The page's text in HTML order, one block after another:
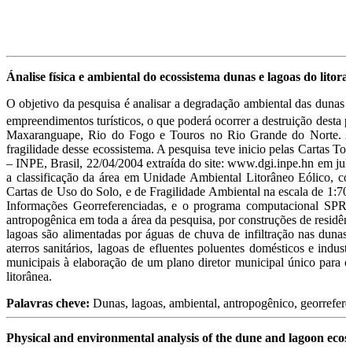
Ánalise física e ambiental do ecossistema dunas e lagoas do
O objetivo da pesquisa é analisar a degradação ambiental das
empreendimentos turísticos, o que poderá ocorrer a destruição
Maxaranguape, Rio do Fogo e Touros no Rio Grande do Norte.
fragilidade desse ecossistema. A pesquisa teve inicio pelas Cartas
– INPE, Brasil, 22/04/2004 extraída do site: www.dgi.inpe.hn em
a classificação da área em Unidade Ambiental Litorâneo Eólico,
Cartas de Uso do Solo, e de Fragilidade Ambiental na escala de
Informações Georreferenciadas, e o programa computacional
antropogênica em toda a área da pesquisa, por construções de
lagoas são alimentadas por águas de chuva de infiltração nas
aterros sanitários, lagoas de efluentes poluentes domésticos e
municipais à elaboração de um plano diretor municipal único para
litorânea.
Palavras cheve: Dunas, lagoas, ambiental, antropogênico,
Physical and environmental analysis of the dune and lagoon